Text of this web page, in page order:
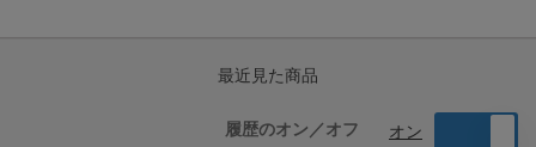
最近見た商品
履歴のオン／オフ オン